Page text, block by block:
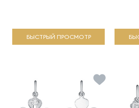
БЫСТРЫЙ ПРОСМОТР